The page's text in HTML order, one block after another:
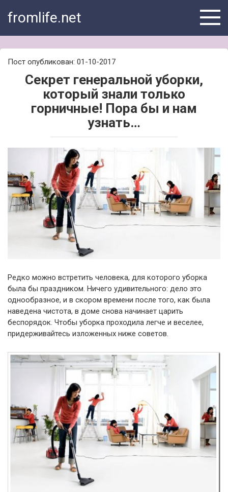
fromlife.net
Пост опубликован: 01-10-2017
Секрет генеральной уборки,
который знали только
горничные! Пора бы и нам
узнать…
Редко можно встретить человека, для которого уборка
была бы праздником. Ничего удивительного: дело это
однообразное, и в скором времени после того, как была
наведена чистота, в доме снова начинает царить
беспорядок. Чтобы уборка проходила легче и веселее,
придерживайтесь изложенных ниже советов.